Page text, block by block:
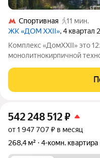
Спортивная
11 мин.
ЖК «ДОМ XXII», 4 квартал
Комплекс «ДомXXII» это 12этажный дом, построенный по
монолитнокирпичной
формате пентхауса.
542 248 512₽
от 1 947 707 ₽ в месяц
268,4 м²
4-комн. квартира